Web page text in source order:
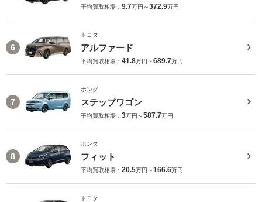
平均買取相場： 9.7万円～372.9万円
6
トヨタ
アルファード
平均買取相場： 41.8万円～689.7万円
7
ホンダ
ステップワゴン
平均買取相場： 3万円～587.7万円
8
ホンダ
フィット
平均買取相場： 20.5万円～166.6万円
トヨタ